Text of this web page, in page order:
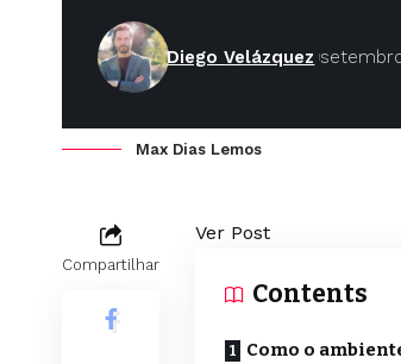
Diego Velázquez
Max Dias Lemos
Compartilhar
Ver Post
Contents
Como o